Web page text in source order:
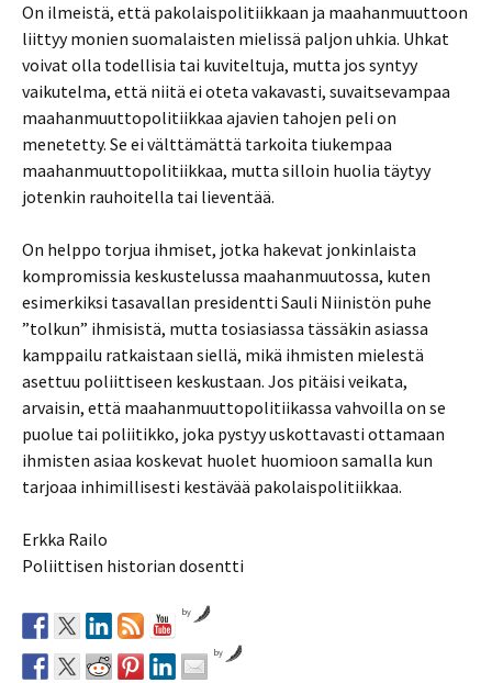
On ilmeistä, että pakolaispolitiikkaan ja maahanmuuttoon
liittyy monien suomalaisten mielissä paljon uhkia. Uhkat
voivat olla todellisia tai kuviteltuja, mutta jos syntyy
vaikutelma, että niitä ei oteta vakavasti, suvaitsevampaa
maahanmuuttopolitiikkaa ajavien tahojen peli on
menetetty. Se ei välttämättä tarkoita tiukempaa
maahanmuuttopolitiikkaa, mutta silloin huolia täytyy
jotenkin rauhoitella tai lieventää.
On helppo torjua ihmiset, jotka hakevat jonkinlaista
kompromissia keskustelussa maahanmuutossa, kuten
esimerkiksi tasavallan presidentti Sauli Niinistön puhe
”tolkun” ihmisistä, mutta tosiasiassa tässäkin asiassa
kamppailu ratkaistaan siellä, mikä ihmisten mielestä
asettuu poliittiseen keskustaan. Jos pitäisi veikata,
arvaisin, että maahanmuuttopolitiikassa vahvoilla on se
puolue tai poliitikko, joka pystyy uskottavasti ottamaan
ihmisten asiaa koskevat huolet huomioon samalla kun
tarjoaa inhimillisesti kestävää pakolaispolitiikkaa.
Erkka Railo
Poliittisen historian dosentti
by
by